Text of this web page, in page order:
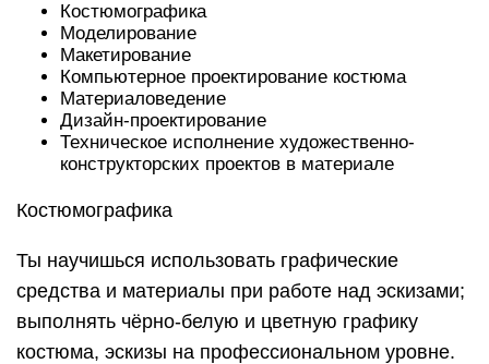
Костюмографика
Моделирование
Макетирование
Компьютерное проектирование костюма
Материаловедение
Дизайн-проектирование
Техническое исполнение художественно-
конструкторских проектов в материале
Костюмографика
Ты научишься использовать графические
средства и материалы при работе над эскизами;
выполнять чёрно-белую и цветную графику
костюма, эскизы на профессиональном уровне.